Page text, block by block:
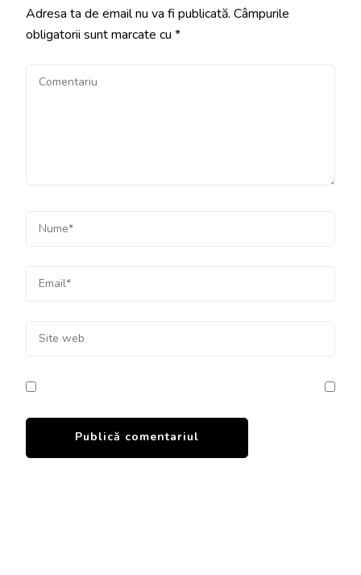
Adresa ta de email nu va fi publicată. Câmpurile
obligatorii sunt marcate cu *